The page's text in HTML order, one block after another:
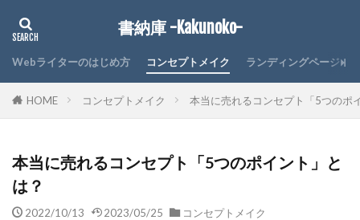
書納庫 -Kakunoko-
Webライターのはじめ方 コンセプトメイク ランディングページ
HOME コンセプトメイク 本当に売れるコンセプト「5つのポ
本当に売れるコンセプト「5つのポイント」と
は？
2022/10/13 2023/05/25
コンセプトメイク